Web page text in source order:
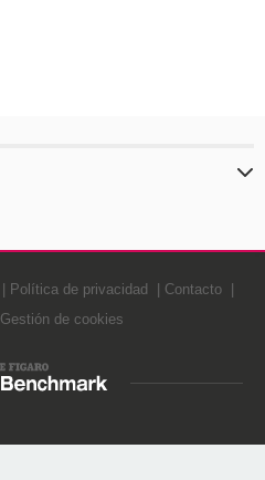
Política de privacidad
Contacto
Gestión de cookies